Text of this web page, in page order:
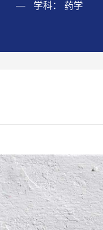
学科： 药学